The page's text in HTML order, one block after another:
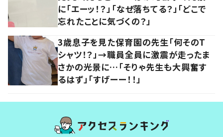
に「エーッ！？」「なぜ落ちてる？」「どこで
忘れたことに気づくの？」
3歳息子を見た保育園の先生「何そのT
シャツ！？」→職員全員に激震が走ったま
さかの光景に…「そりゃ先生も大興奮す
るはず」「すげーー！！」